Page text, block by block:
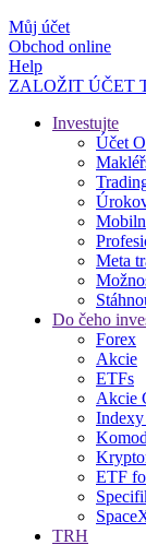
Můj účet
Obchod online
Help
ZALOŽIT ÚČET
Investujte
Účet
Meta
Do čeho
Forex
Akcie
ETFs
Akcie
ETF
TRH